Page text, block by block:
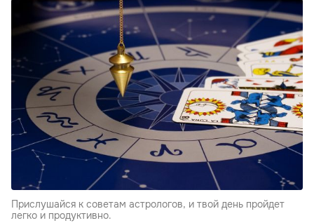
Прислушайся к советам астрологов, и твой день пройдет
легко и продуктивно.